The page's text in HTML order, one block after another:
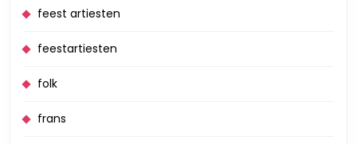
feest artiesten
feestartiesten
folk
frans